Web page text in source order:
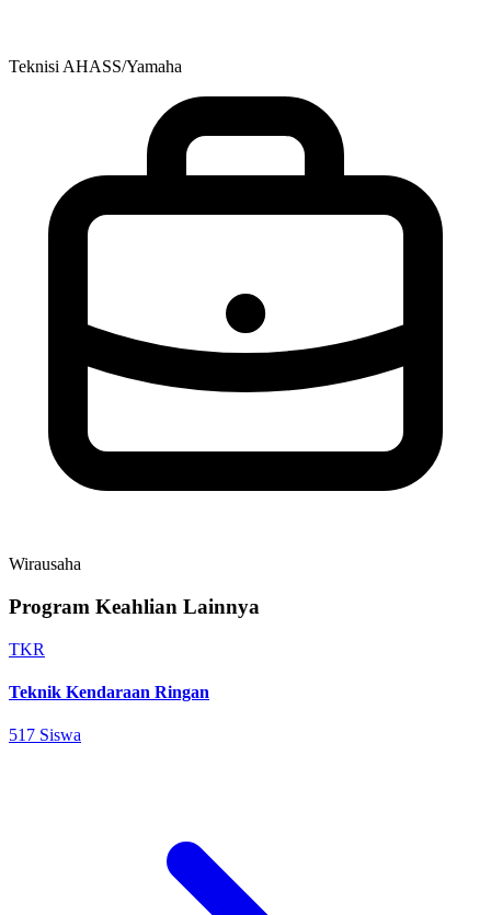
Teknisi AHASS/Yamaha
Wirausaha
Program Keahlian Lainnya
TKR
Teknik Kendaraan Ringan
517 Siswa